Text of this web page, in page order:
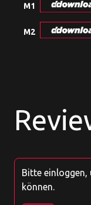
M1
M2
Bitte einloggen,
können.